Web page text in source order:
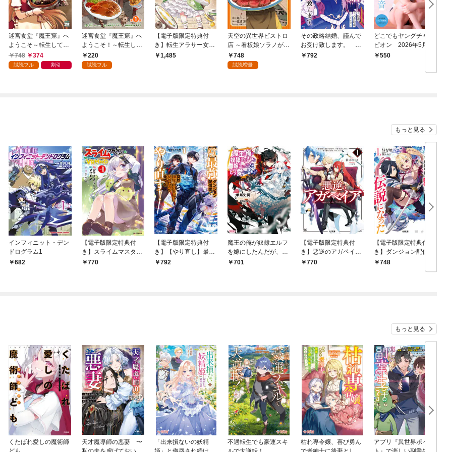
迷宮食堂『魔王窟』へ
ようこそ～転生してか
ら300年も寝ていたの
で、飲食店経営で魔王
748 374
試読フル 割引
迷宮食堂『魔王窟』へ
ようこそ！～転生して
から300年も寝ていた
ので、飲食店経営で魔
220
試読フル
【電子版限定特典付
き】転生アラサー女子
の異世改活1 政略結
1,485
天空の異世界ビストロ
店 ～看板娘ソラノが美
味しい幸せ届けます～
1
748
試読増量
その政略結婚、謹んで
お受け致します。 ～
二度目の人生では絶対
792
どこでもヤングチャン
ピオン 2026年5月号
550
もっと見る
インフィニット・デン
ドログラム1
682
【電子版限定特典付
き】スライムマスター
ちゃんのVRMMO1
770
【電子版限定特典付
き】【やり直し】最強
ダンジョン配信者！ 突
792
魔王の俺が奴隷エルフ
を嫁にしたんだが、ど
う愛でればいい？1
701
【電子版限定特典付
き】悪逆のアガペイア
1 ～恋愛RPG最強の
770
【電子版限定特典付
き】ダンジョン配信者
を救って大バズりした
転生陰陽師、うっかり
748
もっと見る
くたばれ愛しの魔術師
天才魔導師の悪妻 〜
「出来損ないの妖精
不遇転生でも豪運スキ
枯れ専令嬢、喜び勇ん
アプリ『異世界ポイン